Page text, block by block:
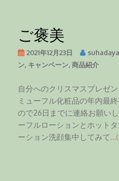
ご褒美
2021年12月23日 suhadaya
ン, キャンペーン, 商品紹介
自分へのクリスマスプレゼ
ミューフル化粧品の年内最
ので26日までに連絡お願い
ーフルローションとホット
ーション洗顔集中してみて